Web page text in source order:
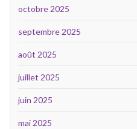
octobre 2025
septembre 2025
août 2025
juillet 2025
juin 2025
mai 2025